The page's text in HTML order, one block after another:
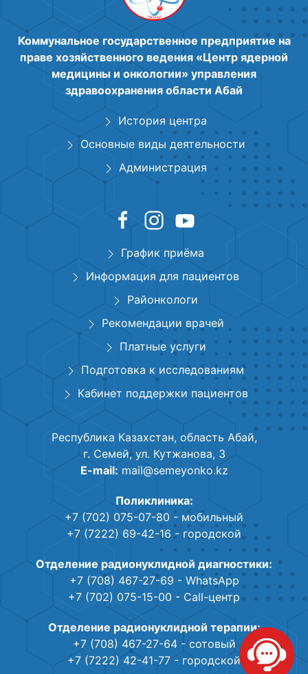
Коммунальное государственное предприятие на
праве хозяйственного ведения «Центр ядерной
медицины и онкологии» управления
здравоохранения области Абай
История центра
Основные виды деятельности
Администрация
График приёма
Информация для пациентов
Районкологи
Рекомендации врачей
Платные услуги
Подготовка к исследованиям
Кабинет поддержки пациентов
Республика Казахстан, область Абай,
г. Семей, ул. Кутжанова, 3
E-mail: mail@semeyonko.kz
Поликлиника:
+7 (702) 075-07-80 - мобильный
+7 (7222) 69-42-16 - городской
Отделение радионуклидной диагностики:
+7 (708) 467-27-69 - WhatsApp
+7 (702) 075-15-00 - Call-центр
Отделение радионуклидной терапии:
+7 (708) 467-27-64- сотовый
+7 (7222) 42-41-77- городской